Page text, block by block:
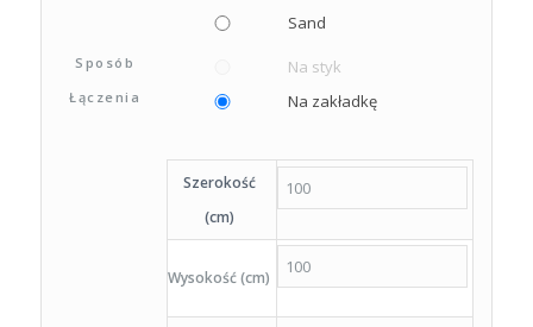
Sand
Sposób
Łączenia
Na styk
Na zakładkę
Szerokość
(cm)
Wysokość (cm)